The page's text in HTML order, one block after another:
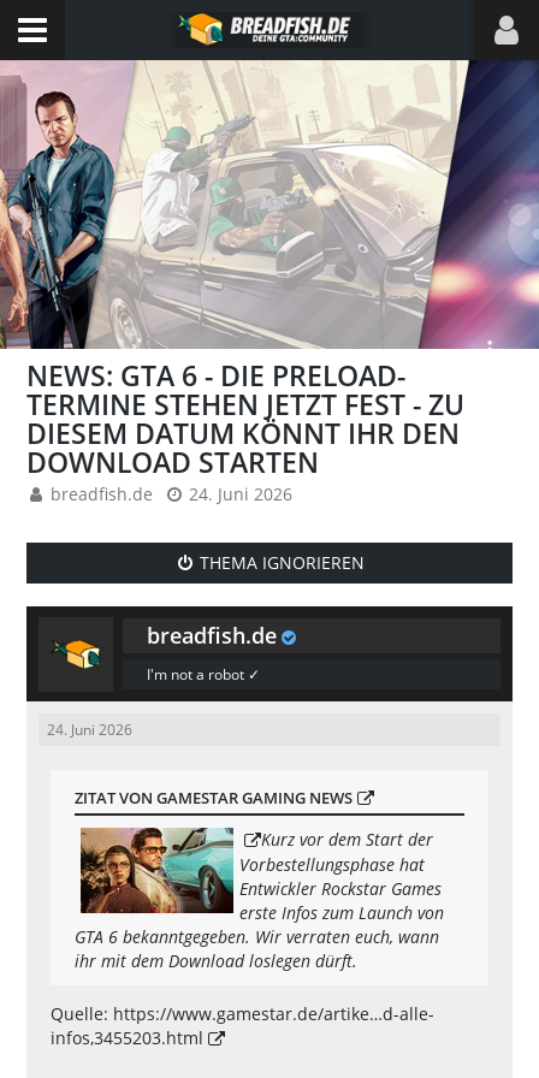
NEWS: GTA 6 - DIE PRELOAD-
TERMINE STEHEN JETZT FEST - ZU
DIESEM DATUM KÖNNT IHR DEN
DOWNLOAD STARTEN
breadfish.de 24. Juni 2026
THEMA IGNORIEREN
breadfish.de
I'm not a robot ✓
24. Juni 2026
ZITAT VON GAMESTAR GAMING NEWS
Kurz vor dem Start der
Vorbestellungsphase hat
Entwickler Rockstar Games
erste Infos zum Launch von
GTA 6 bekanntgegeben. Wir verraten euch, wann
ihr mit dem Download loslegen dürft.
Quelle: https://www.gamestar.de/artike…d-alle-
infos,3455203.html